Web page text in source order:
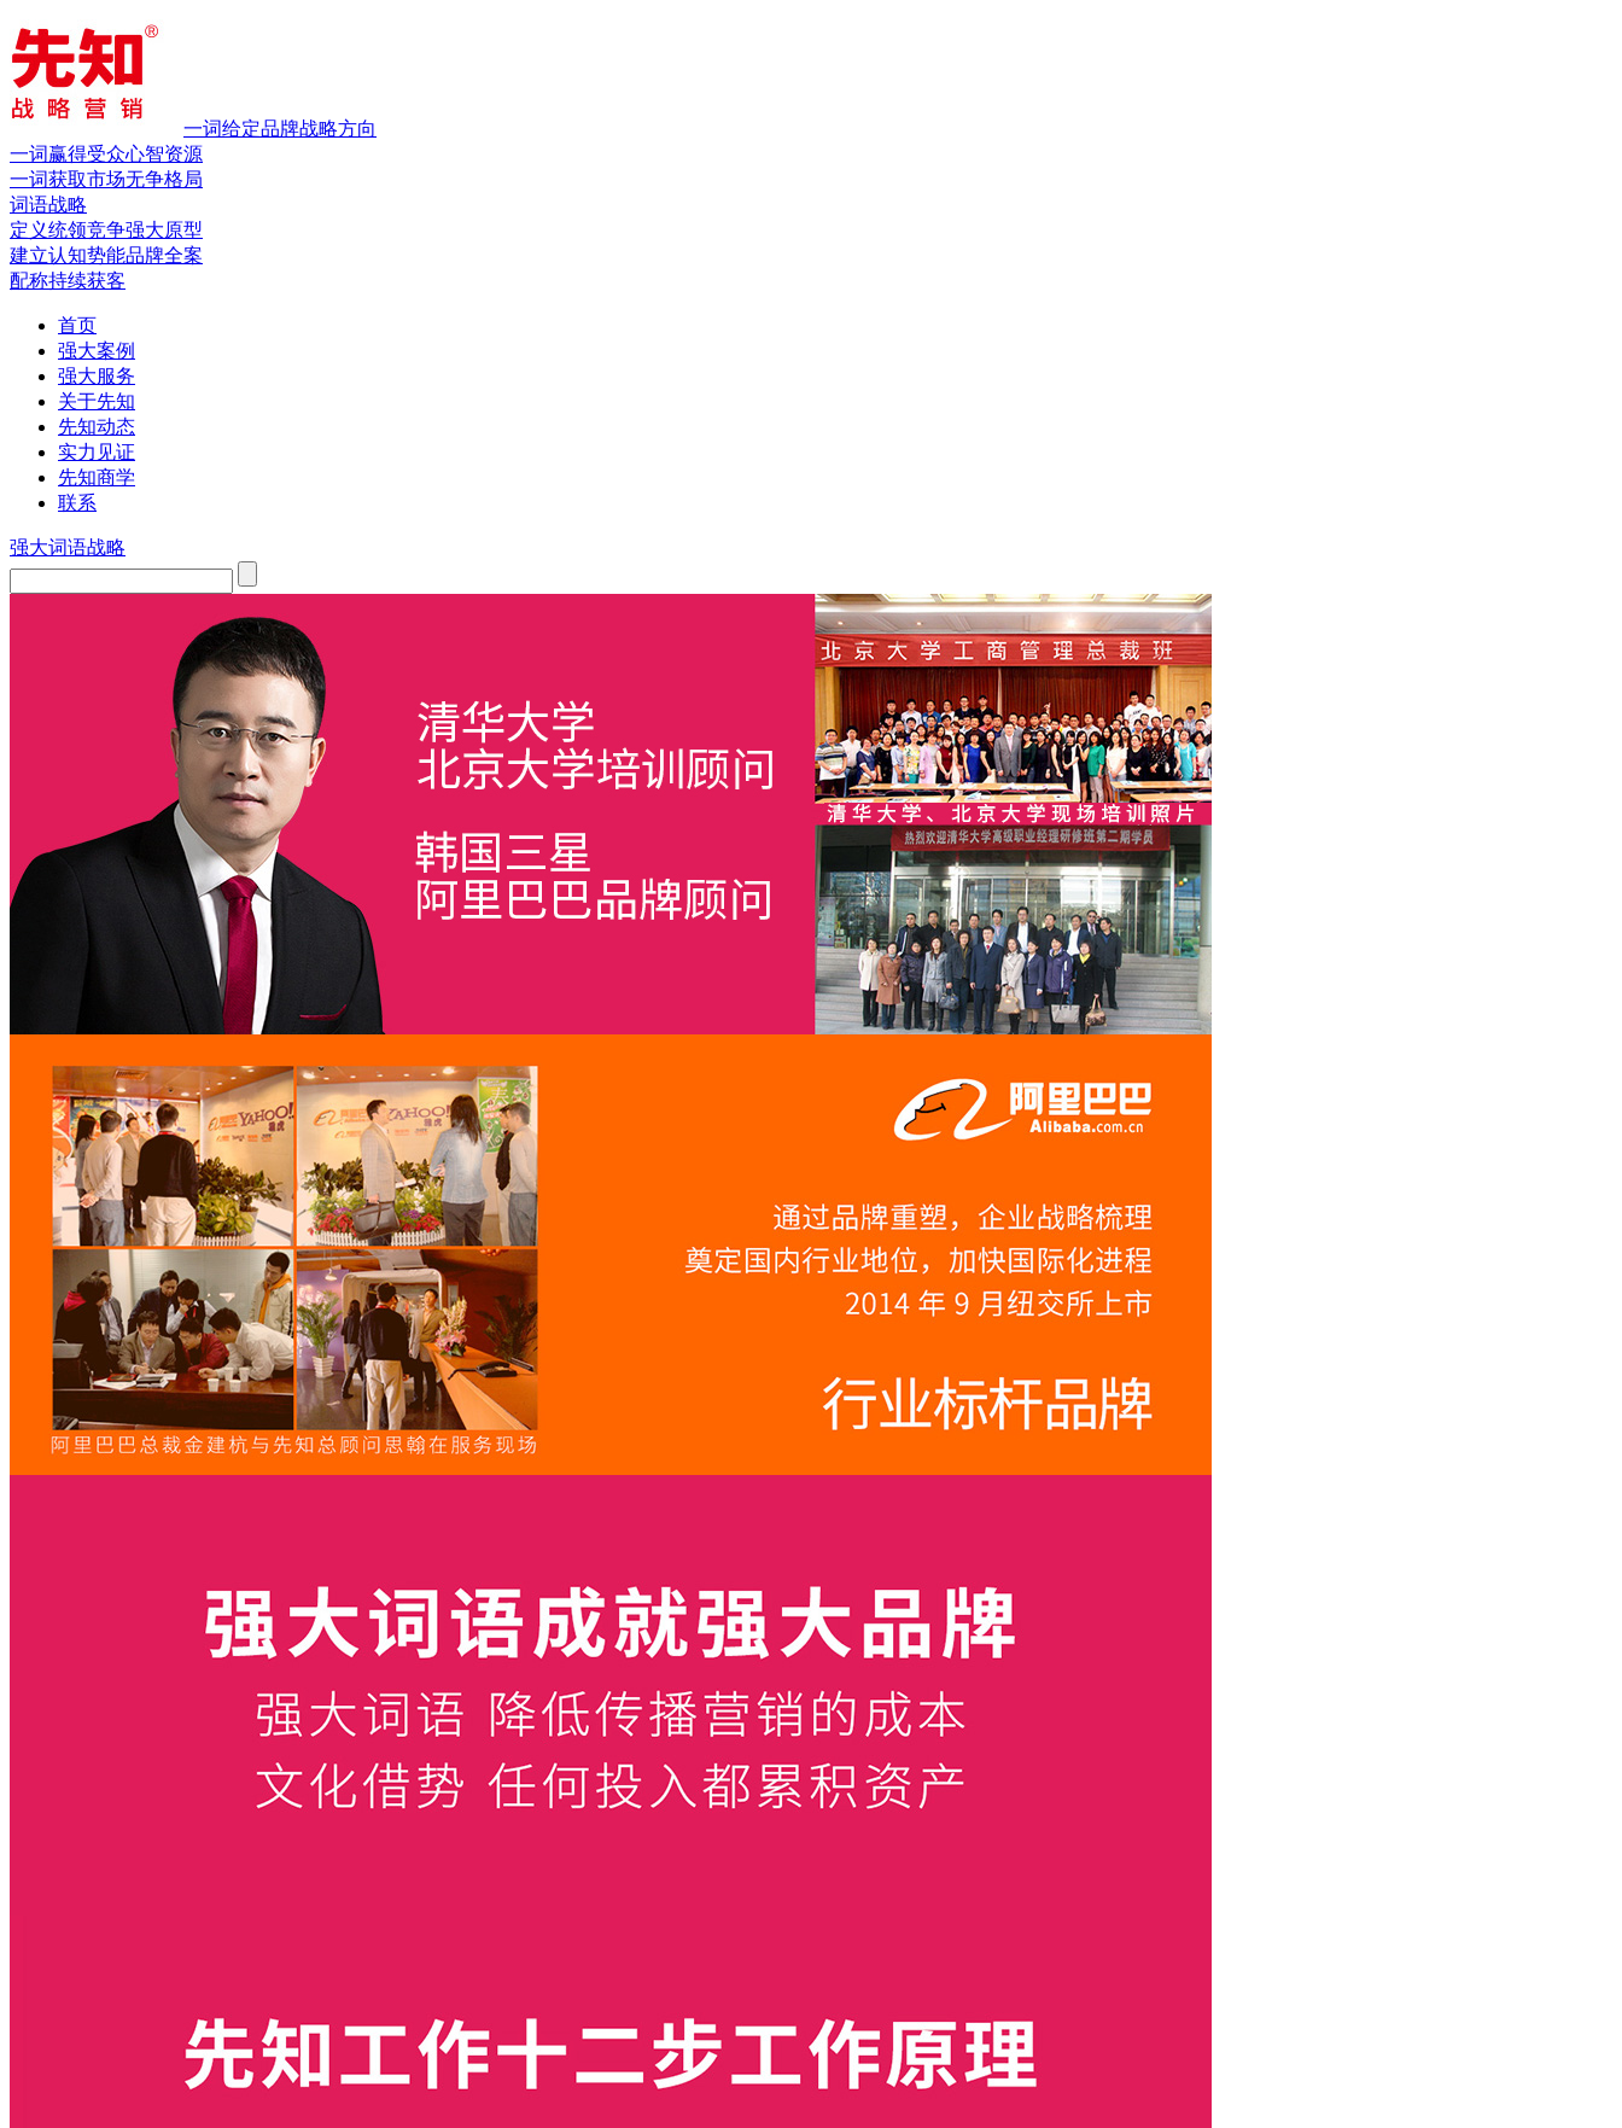
一词给定品牌战略方向
一词赢得受众心智资源
一词获取市场无争格局
词语战略
定义统领竞争强大原型
建立认知势能品牌全案
配称持续获客
首页
强大案例
强大服务
关于先知
先知动态
实力见证
先知商学
联系
强大词语战略